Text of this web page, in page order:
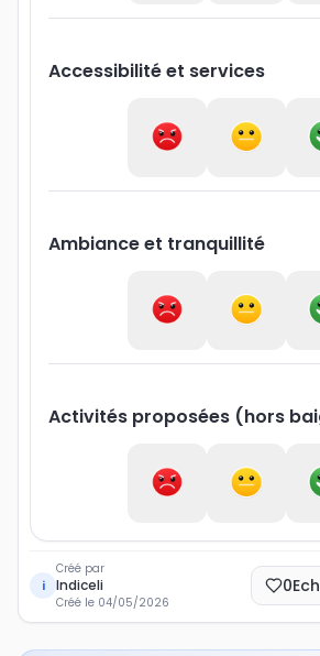
Accessibilité et services
Ambiance et tranquillité
Activités proposées (hors
i
Créé par
Indiceli
Créé le 04/05/2026
0